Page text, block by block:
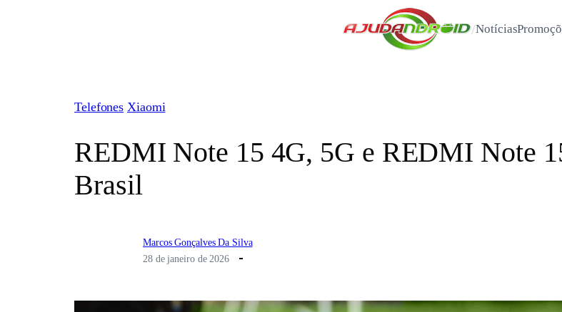
/Notícias
Telefones Xiaomi
REDMI Note 15 4G, 5G e REDMI Note
Brasil
Marcos Gonçalves Da Silva
28 de janeiro de 2026